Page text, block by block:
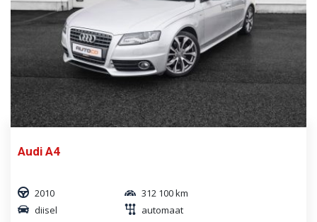
Audi A4
2010
312 100 km
diisel
automaat